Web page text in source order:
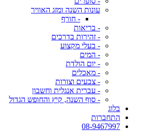
עונות השנה ומזג האוויר
- חורף
- בריאות
- זהירות בדרכים
- בעלי מקצוע
- המים
- יום הולדת
- מאכלים
- צבעים וצורות
- עברית אנגלית וחשבון
- סוף השנה, קיץ והחופש הגדול
בלוג
התחברות
08-9467997